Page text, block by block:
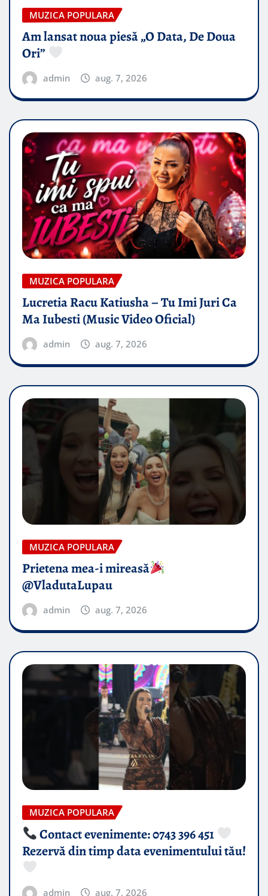
MUZICA POPULARA
Am lansat noua piesă „O Data, De Doua
Ori”
admin aug. 7, 2026
MUZICA POPULARA
Lucretia Racu Katiusha – Tu Imi Juri Ca
Ma Iubesti (Music Video Oficial)
admin aug. 7, 2026
MUZICA POPULARA
Prietena mea-i mireasă​
@VladutaLupau
admin aug. 7, 2026
MUZICA POPULARA
Contact evenimente: 0743 396 451
Rezervă din timp data evenimentului tău!
admin aug. 7, 2026